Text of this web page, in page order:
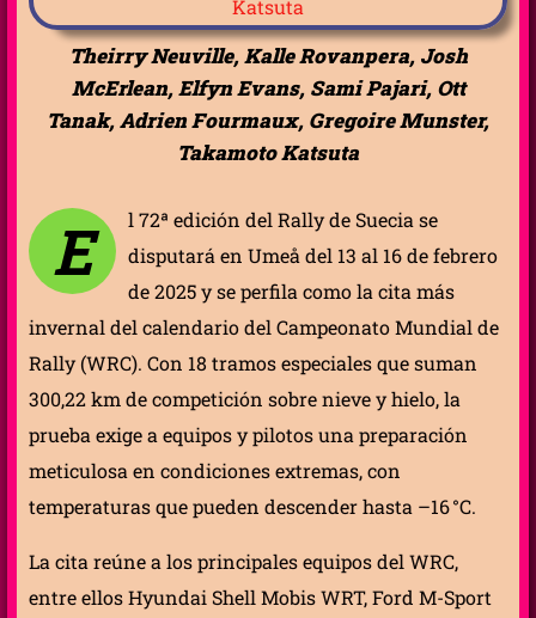
Theirry Neuville, Kalle Rovanpera, Josh
McErlean, Elfyn Evans, Sami Pajari, Ott
Tanak, Adrien Fourmaux, Gregoire Munster,
Takamoto Katsuta
E
l 72ª edición del Rally de Suecia se
disputará en Umeå del 13 al 16 de febrero
de 2025 y se perfila como la cita más
invernal del calendario del Campeonato Mundial de
Rally (WRC). Con 18 tramos especiales que suman
300,22 km de competición sobre nieve y hielo, la
prueba exige a equipos y pilotos una preparación
meticulosa en condiciones extremas, con
temperaturas que pueden descender hasta –16 °C.
La cita reúne a los principales equipos del WRC,
entre ellos Hyundai Shell Mobis WRT, Ford M-Sport